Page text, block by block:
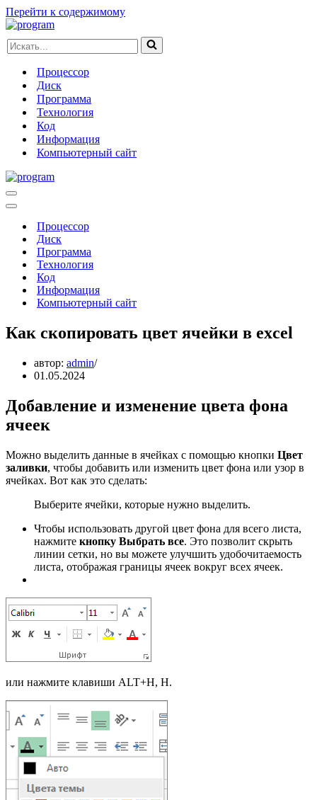
Перейти к содержимому
Искать...
Процессор
Диск
Программа
Технология
Код
Информация
Компьютерный сайт
Меню
навигации
Меню
навигацииПроцессор
Диск
Программа
Технология
Код
Информация
Компьютерный сайт
Как скопировать цвет ячейки в excel
автор: admin
01.05.2024
Добавление и изменение цвета фона
ячеек
Можно выделить данные в ячейках с помощью кнопки Цвет
заливки, чтобы добавить или изменить цвет фона или узор в
ячейках. Вот как это сделать:
Выберите ячейки, которые нужно выделить.
Чтобы использовать другой цвет фона для всего листа,
нажмите кнопку Выбрать все. Это позволит скрыть
линии сетки, но вы можете улучшить удобочитаемость
листа, отображая границы ячеек вокруг всех ячеек.
или нажмите клавиши ALT+H, H.